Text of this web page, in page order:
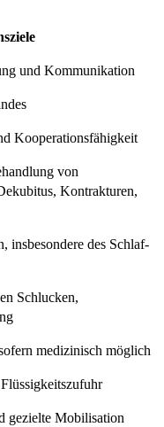
und Kommunikation
Kooperationsfähigkeit
von
Kontrakturen,
insbesondere des Schlaf-
Schlucken,
medizinisch möglich
gezielte Mobilisation